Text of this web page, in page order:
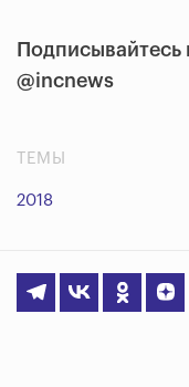
Подписывайтесь
@incnews
ТЕМЫ
2018